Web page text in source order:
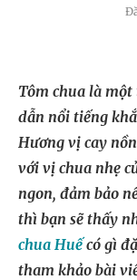
Tôm chua là
dẫn nổi tiếng
Hương vị cay
với vị chua nhẹ
ngon, đảm bảo
thì bạn sẽ thấy
chua Huếcó gì
tham khảo bài